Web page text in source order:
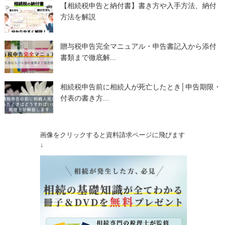
【相続税申告と納付書】書き方や入手方法、納付
方法を解説
贈与税申告完全マニュアル・申告書記入から添付
書類まで徹底解...
相続税申告前に相続人が死亡したとき│申告期限・
付表の書き方...
画像をクリックすると資料請求ページに飛びます
↓